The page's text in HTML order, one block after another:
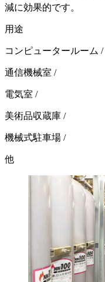
減に効果的です。
用途
コンピュータールーム /
通信機械室 /
電気室 /
美術品収蔵庫 /
機械式駐車場 /
他